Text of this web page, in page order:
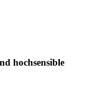
hochsensible